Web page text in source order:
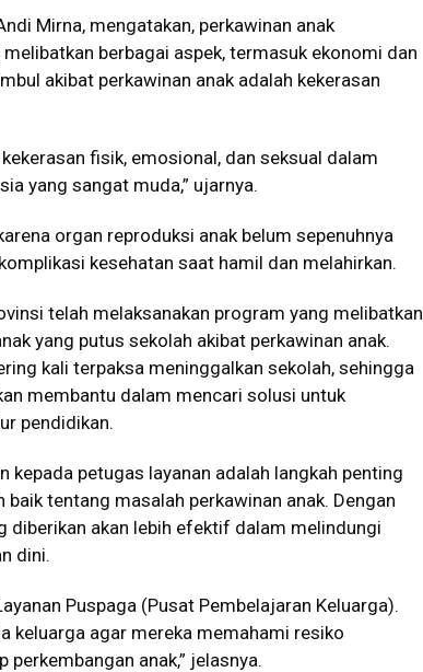
Mirna, mengatakan, perkawinan anak
berbagai aspek, termasuk ekonomi dan
akibat perkawinan anak adalah kekerasan
fisik, emosional, dan seksual dalam
yang sangat muda,” ujarnya.
organ reproduksi anak belum sepenuhnya
kesehatan saat hamil dan melahirkan.
telah melaksanakan program yang melibatkan
yang putus sekolah akibat perkawinan anak.
kali terpaksa meninggalkan sekolah, sehingga
membantu dalam mencari solusi untuk
pendidikan.
kepada petugas layanan adalah langkah penting
tentang masalah perkawinan anak. Dengan
diberikan akan lebih efektif dalam melindungi
dini.
Puspaga (Pusat Pembelajaran Keluarga).
keluarga agar mereka memahami resiko
anak,” jelasnya.